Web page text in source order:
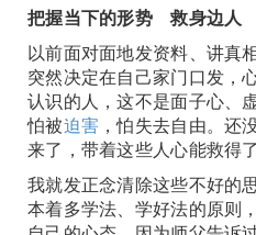
把握当下的形势 救身边人
以前面对面地发资料、讲真
突然决定在自己家门口发，
认识的人，这不是面子心、
怕被迫害 ，怕失去自由。还
来了，带着这些人心能救得
我就发正念清除这些不好的
本着多学法、学好法的原则